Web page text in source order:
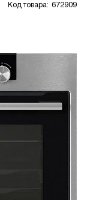
Код товара: 672909